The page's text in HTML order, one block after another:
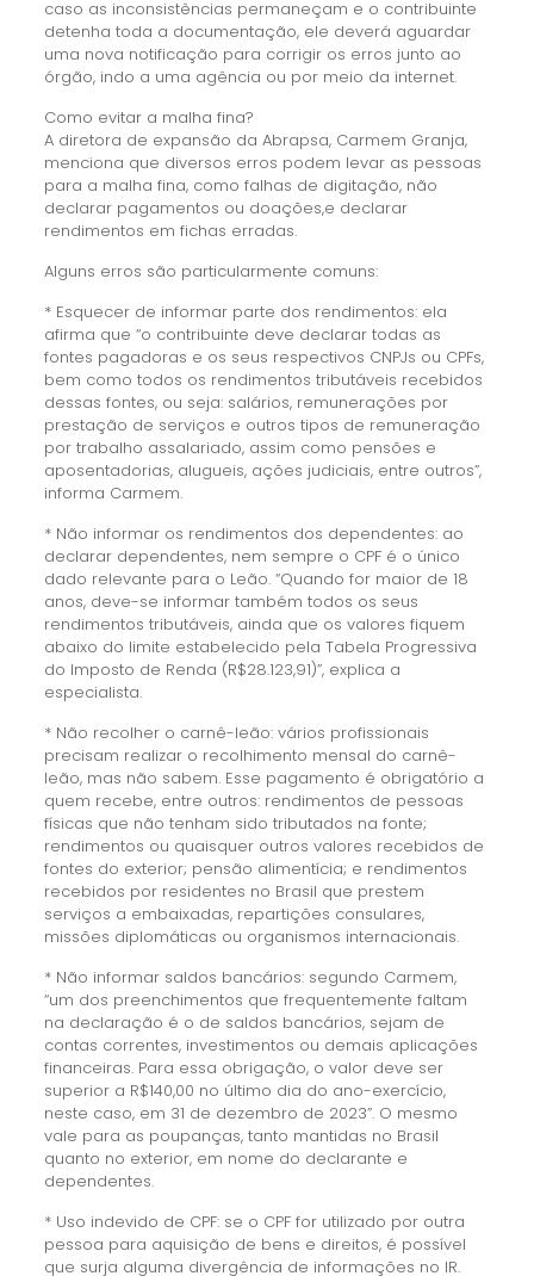
caso as inconsistências permaneçam e o contribuinte
detenha toda a documentação, ele deverá aguardar
uma nova notificação para corrigir os erros junto ao
órgão, indo a uma agência ou por meio da internet.
Como evitar a malha fina?
A diretora de expansão da Abrapsa, Carmem Granja,
menciona que diversos erros podem levar as pessoas
para a malha fina, como falhas de digitação, não
declarar pagamentos ou doações,e declarar
rendimentos em fichas erradas.
Alguns erros são particularmente comuns:
* Esquecer de informar parte dos rendimentos: ela
afirma que “o contribuinte deve declarar todas as
fontes pagadoras e os seus respectivos CNPJs ou CPFs,
bem como todos os rendimentos tributáveis recebidos
dessas fontes, ou seja: salários, remunerações por
prestação de serviços e outros tipos de remuneração
por trabalho assalariado, assim como pensões e
aposentadorias, alugueis, ações judiciais, entre outros”,
informa Carmem.
* Não informar os rendimentos dos dependentes: ao
declarar dependentes, nem sempre o CPF é o único
dado relevante para o Leão. “Quando for maior de 18
anos, deve-se informar também todos os seus
rendimentos tributáveis, ainda que os valores fiquem
abaixo do limite estabelecido pela Tabela Progressiva
do Imposto de Renda (R$28.123,91)”, explica a
especialista.
* Não recolher o carnê-leão: vários profissionais
precisam realizar o recolhimento mensal do carnê-
leão, mas não sabem. Esse pagamento é obrigatório a
quem recebe, entre outros: rendimentos de pessoas
físicas que não tenham sido tributados na fonte;
rendimentos ou quaisquer outros valores recebidos de
fontes do exterior; pensão alimentícia; e rendimentos
recebidos por residentes no Brasil que prestem
serviços a embaixadas, repartições consulares,
missões diplomáticas ou organismos internacionais.
* Não informar saldos bancários: segundo Carmem,
“um dos preenchimentos que frequentemente faltam
na declaração é o de saldos bancários, sejam de
contas correntes, investimentos ou demais aplicações
financeiras. Para essa obrigação, o valor deve ser
superior a R$140,00 no último dia do ano-exercício,
neste caso, em 31 de dezembro de 2023”. O mesmo
vale para as poupanças, tanto mantidas no Brasil
quanto no exterior, em nome do declarante e
dependentes.
* Uso indevido de CPF: se o CPF for utilizado por outra
pessoa para aquisição de bens e direitos, é possível
que surja alguma divergência de informações no IR.